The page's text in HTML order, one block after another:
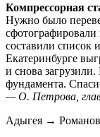
Компрессорная
Нужно было
составили список
Екатеринбурге
и снова
фундамента.
— О. Петрова,
Адыгея →